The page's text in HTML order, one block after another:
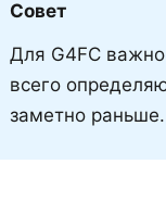
Совет
Для G4FC
всего
заметно раньше.